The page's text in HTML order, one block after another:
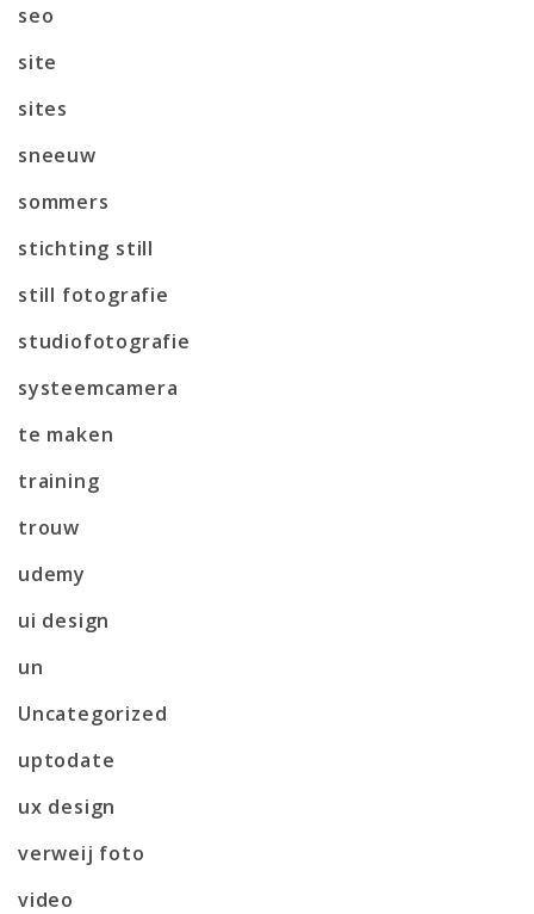
seo
site
sites
sneeuw
sommers
stichting still
still fotografie
studiofotografie
systeemcamera
te maken
training
trouw
udemy
ui design
un
Uncategorized
uptodate
ux design
verweij foto
video